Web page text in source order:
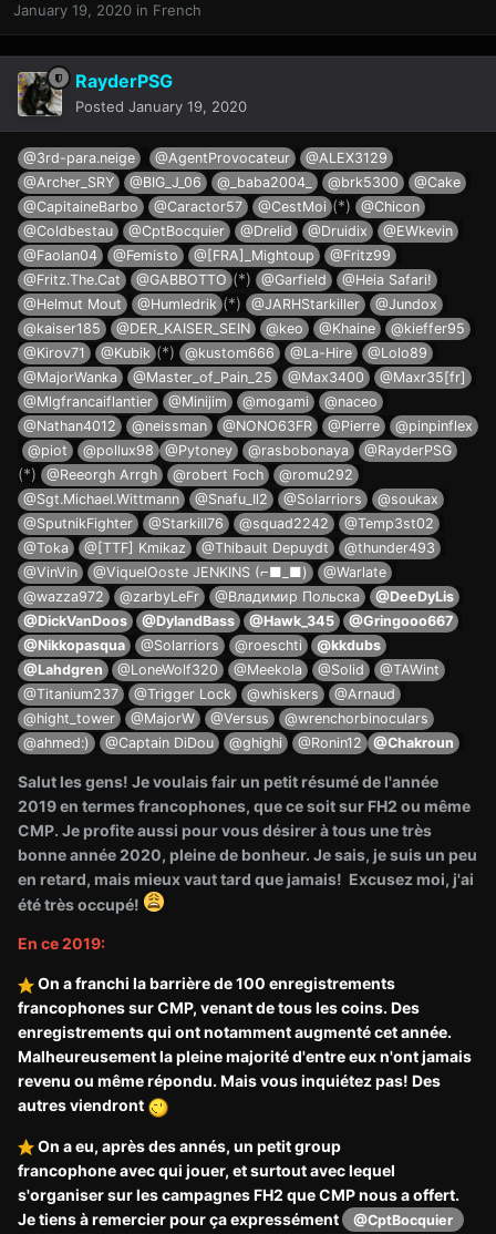
January 19, 2020 in French
RayderPSG
Posted January 19, 2020
@3rd-para.neige @AgentProvocateur
@ALEX3129
@Archer_SRY
@BIG_J_06 @_baba2004_ @brk5300
@Cake
@CapitaineBarbo
@Caractor57 @CestMoi (*)
@Chicon
@Coldbestau
@CptBocquier @Drelid @Druidix
@EWkevin
@Faolan04
@Femisto @[FRA]_Mightoup
@Fritz99
@Fritz.The.Cat
@GABBOTTO (*) @Garfield
@Heia Safari!
@Helmut Mout
@Humledrik (*) @JARHStarkiller
@Jundox
@kaiser185
@DER_KAISER_SEIN @keo @Khaine
@kieffer95
@Kirov71
@Kubik (*) @kustom666 @La-Hire
@Lolo89
@MajorWanka
@Master_of_Pain_25 @Max3400
@Maxr35[fr]
@Mlgfrancaiflantier
@Minijim @mogami
@naceo
@Nathan4012
@neissman @NONO63FR @Pierre
@pinpinflex
@piot
@pollux98 @Pytoney @rasbobonaya @RayderPSG
(*) @Reeorgh Arrgh @robert Foch
@romu292
@Sgt.Michael.Wittmann
@Snafu_Il2 @Solarriors
@soukax
@SputnikFighter
@Starkill76 @squad2242
@Temp3st02
@Toka
@[TTF] Kmikaz @Thibault Depuydt
@thunder493
@VinVin
@ViquelOoste JENKINS (⌐■_■)
@Warlate
@wazza972
@zarbyLeFr @Владимир Польска
@DeeDyLis
@DickVanDoos
@DylandBass @Hawk_345
@Gringooo667
@Nikkopasqua
@Solarriors @roeschti
@kkdubs
@Lahdgren
@LoneWolf320 @Meekola @Solid
@TAWint
@Titanium237
@Trigger Lock @whiskers
@Arnaud
@hight_tower
@MajorW @Versus
@wrenchorbinoculars
@ahmed:)
@Captain DiDou @ghighi @Ronin12 @Chakroun
Salut les gens! Je voulais fair un petit résumé de l'année
2019 en termes francophones, que ce soit sur FH2 ou même
CMP. Je profite aussi pour vous désirer à tous une très
bonne année 2020, pleine de bonheur. Je sais, je suis un peu
en retard, mais mieux vaut tard que jamais! Excusez moi, j'ai
été très occupé!
En ce 2019:
On a franchi la barrière de 100 enregistrements
francophones sur CMP, venant de tous les coins. Des
enregistrements qui ont notamment augmenté cet année.
Malheureusement la pleine majorité d'entre eux n'ont jamais
revenu ou même répondu. Mais vous inquiétez pas! Des
autres viendront
On a eu, après des annés, un petit group
francophone avec qui jouer, et surtout avec lequel
s'organiser sur les campagnes FH2 que CMP nous a offert.
Je tiens à remercier pour ça expressément
@CptBocquier